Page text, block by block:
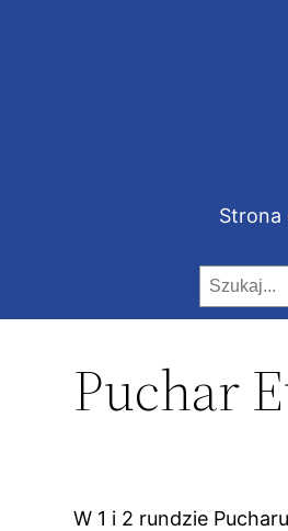
Strona
Puchar
W 1 i 2 rundzie